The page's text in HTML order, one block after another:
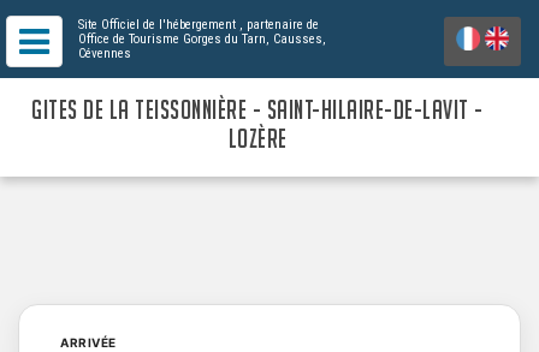
Site Officiel de l'hébergement , partenaire de
Office de Tourisme Gorges du Tarn, Causses,
Cévennes
GITES DE LA TEISSONNIÈRE - SAINT-HILAIRE-DE-LAVIT -
LOZÈRE
ARRIVÉE